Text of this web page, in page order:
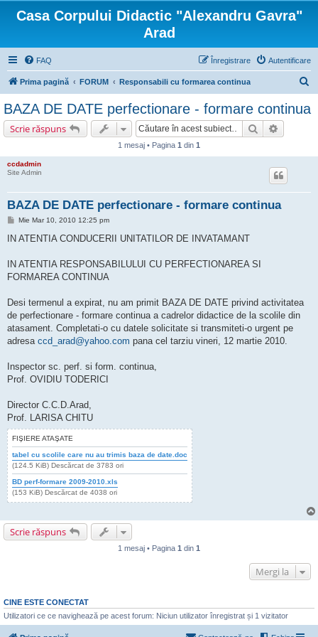
Casa Corpului Didactic "Alexandru Gavra"
Arad
FAQ Autentificare
Înregistrare
Prima pagină FORUM Responsabili cu formarea continua
u
BAZA DE DATE perfectionare - formare continua
Scrie răspuns Căutare
1 mesaj • Pagina 1 din 1
ccdadmin
Site Admin
BAZA DE DATE perfectionare - formare continua
M
s
Mie Mar 10, 2010 12:25 pm
IN ATENTIA CONDUCERII UNITATILOR DE INVATAMANT
IN ATENTIA RESPONSABILULUI CU PERFECTIONAREA SI
FORMAREA CONTINUA
Desi termenul a expirat, nu am primit BAZA DE DATE privind activitatea
de perfectionare - formare continua a cadrelor didactice de la scolile din
atasament. Completati-o cu datele solicitate si transmiteti-o urgent pe
adresa ccd_arad@yahoo.com pana cel tarziu vineri, 12 martie 2010.
Inspector sc. perf. si form. continua,
Prof. OVIDIU TODERICI
Director C.C.D.Arad,
Prof. LARISA CHITU
FIŞIERE ATAŞATE
tabel cu scolile care nu au trimis baza de date.doc
(124.5 KiB) Descărcat de 3783 ori
BD perf-formare 2009-2010.xls
(153 KiB) Descărcat de 4038 ori
Scrie răspuns
1 mesaj • Pagina 1 din 1
Mergi la
CINE ESTE CONECTAT
Utilizatori ce ce navighează pe acest forum: Niciun utilizator înregistrat și 1 vizitator